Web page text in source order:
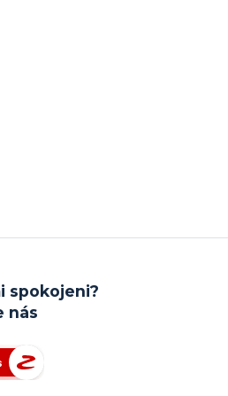
spokojeni?
nás